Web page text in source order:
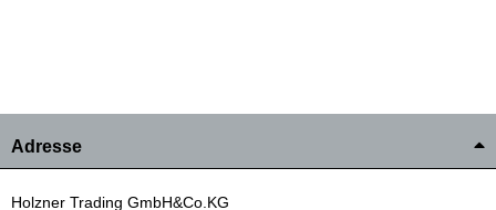
Adresse
Holzner Trading GmbH&Co.KG